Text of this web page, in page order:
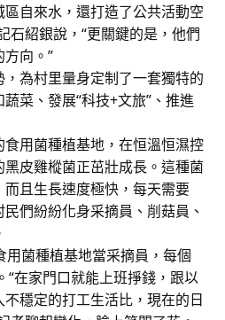
自來水，還打造了公共活動空
石紹銀說，“更關鍵的是，他們
向。”
為村里量身定制了一套獨特的
菜、發展“科技+文旅”、推進
用菌種植基地，在恒溫恒濕控
皮雞樅菌正茁壯成長。這種菌
且生長速度極快，每天需要
們紛紛化身采摘員、削菇員、
用菌種植基地當采摘員，每個
“在家門口就能上班掙錢，跟以
穩定的打工生活比，現在的日